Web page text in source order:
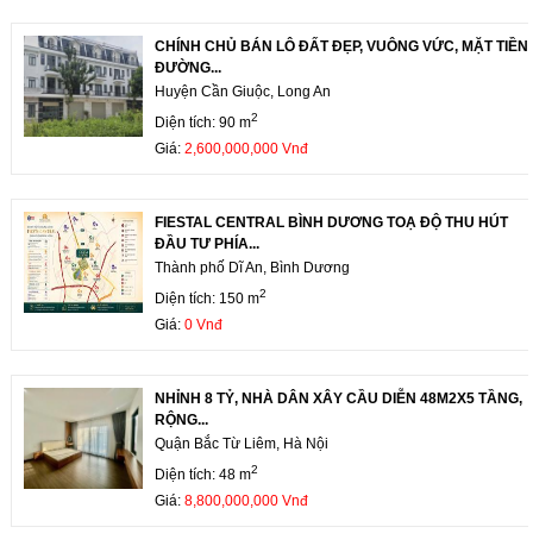
CHÍNH CHỦ BÁN LÔ ĐẤT ĐẸP, VUÔNG VỨC, MẶT TIỀN
ĐƯỜNG...
Huyện Cần Giuộc, Long An
Diện tích: 90 m2
Giá:2,600,000,000 Vnđ
FIESTAL CENTRAL BÌNH DƯƠNG TOẠ ĐỘ THU HÚT
ĐẦU TƯ PHÍA...
Thành phố Dĩ An, Bình Dương
Diện tích: 150 m2
Giá:0 Vnđ
NHỈNH 8 TỶ, NHÀ DÂN XÂY CẦU DIỄN 48M2X5 TẦNG,
RỘNG...
Quận Bắc Từ Liêm, Hà Nội
Diện tích: 48 m2
Giá:8,800,000,000 Vnđ